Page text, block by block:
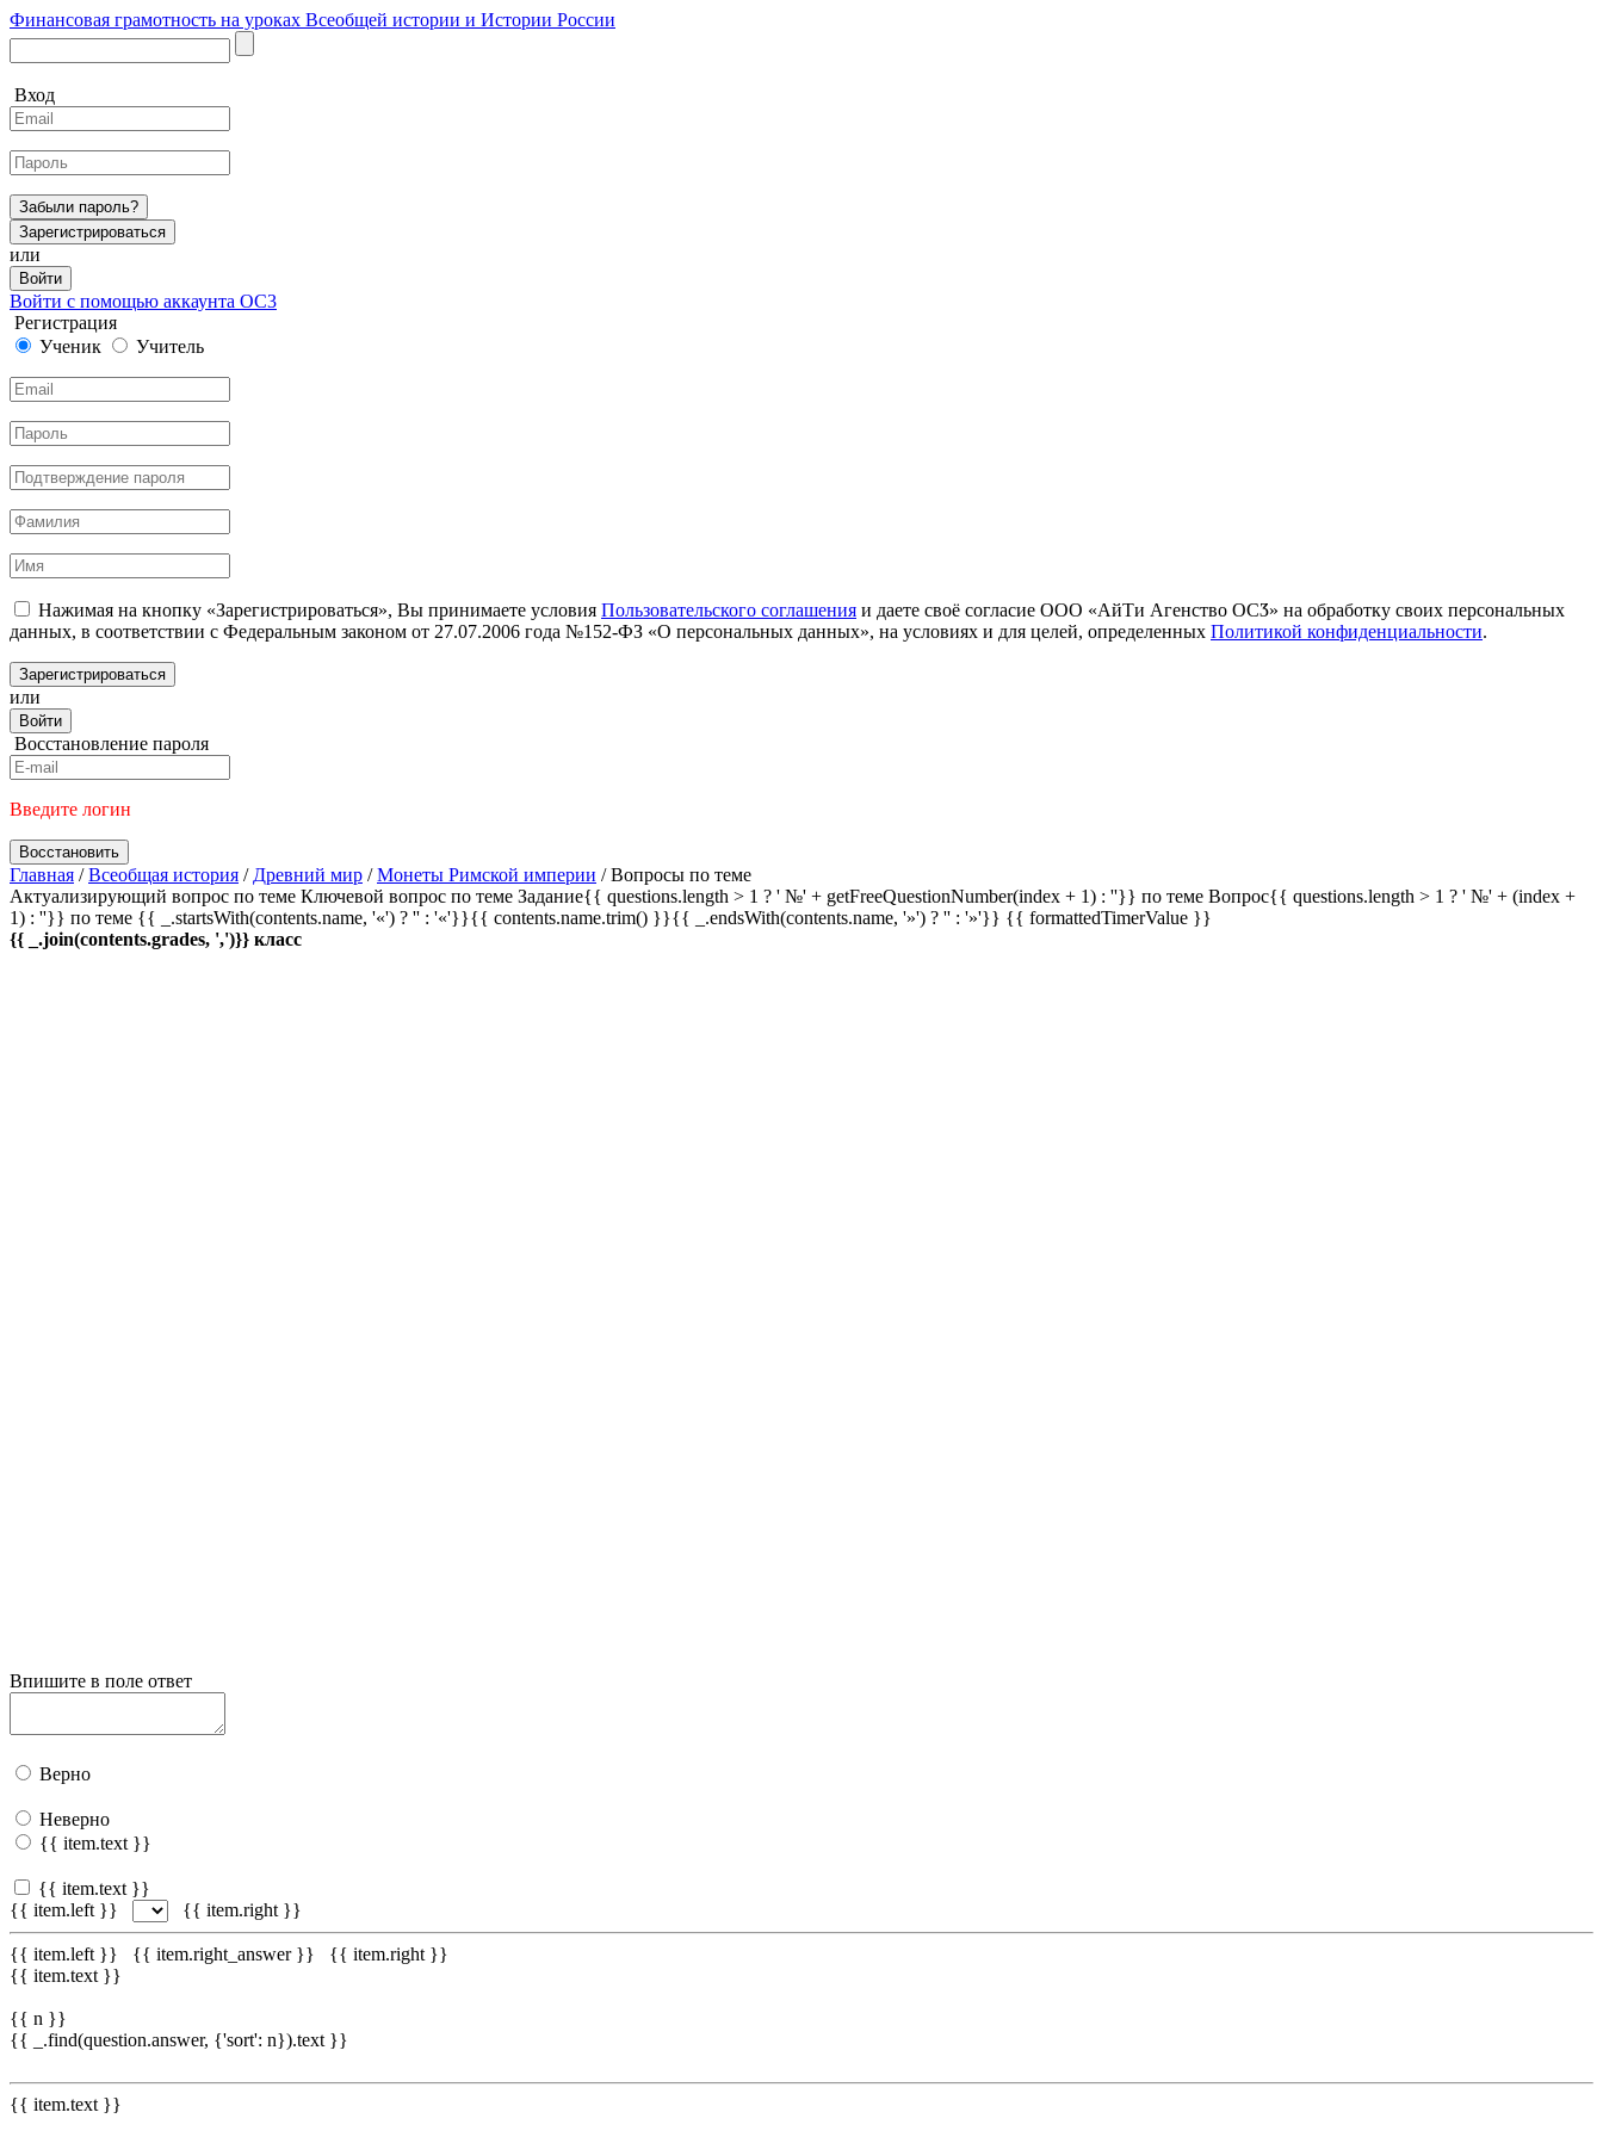
Финансовая грамотность на уроках Всеобщей истории и Истории России
Вход
Забыли пароль?
Зарегистрироваться
или
Войти
Войти с помощью аккаунта ОС3
Регистрация
Ученик
Учитель
Нажимая на кнопку «Зарегистрироваться», Вы принимаете условия Пользовательского соглашения и даете своё согласие ООО «АйТи Агенство ОСӠ» на обработку своих персональных
данных, в соответствии с Федеральным законом от 27.07.2006 года №152-ФЗ «О персональных данных», на условиях и для целей, определенных Политикой конфиденциальности.
Зарегистрироваться
или
Войти
Восстановление пароля
Введите логин
Восстановить
Главная / Всеобщая история / Древний мир / Монеты Римской империи / Вопросы по теме
Актуализирующий вопрос по теме Ключевой вопрос по теме Задание{{ questions.length > 1 ? ' №' + getFreeQuestionNumber(index + 1) : ''}} по теме Вопрос{{ questions.length > 1 ? ' №' + (index +
1) : ''}} по теме {{ _.startsWith(contents.name, '«') ? '' : '«'}}{{ contents.name.trim() }}{{ _.endsWith(contents.name, '»') ? '' : '»'}} {{ formattedTimerValue }}
{{ _.join(contents.grades, ',')}} класс
Впишите в поле ответ
Верно
Неверно
{{ item.text }}
{{ item.text }}
{{ item.left }}
{{ item.right }}
{{ item.left }} {{ item.right_answer }}
{{ item.right }}
{{ item.text }}
{{ n }}
{{ _.find(question.answer, {'sort': n}).text }}
{{ item.text }}